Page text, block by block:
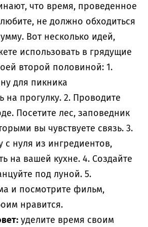
что время, проведенное
не должно обходиться
Вот несколько идей,
использовать в грядущие
второй половиной: 1.
для пикника
на прогулку. 2. Проводите
Посетите лес, заповедник
вы чувствуете связь. 3.
с нуля из ингредиентов,
на вашей кухне. 4. Создайте
под луной. 5.
и посмотрите фильм,
нравится.
уделите время своим